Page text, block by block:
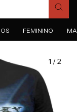
FEMININO
1 /2